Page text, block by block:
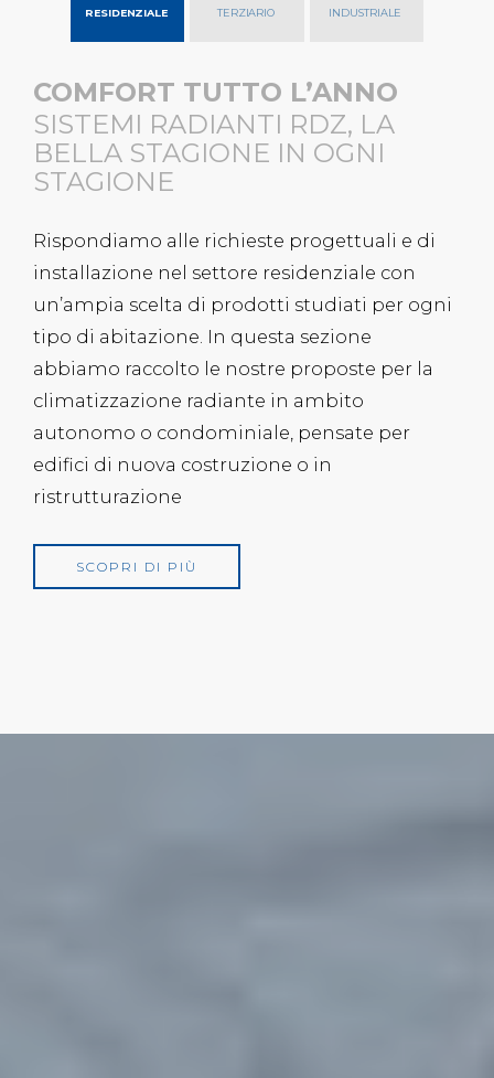
RESIDENZIALE TERZIARIO INDUSTRIALE
COMFORT TUTTO L’ANNO
SISTEMI RADIANTI RDZ, LA
BELLA STAGIONE IN OGNI
STAGIONE
Rispondiamo alle richieste progettuali e di
installazione nel settore residenziale con
un’ampia scelta di prodotti studiati per ogni
tipo di abitazione. In questa sezione
abbiamo raccolto le nostre proposte per la
climatizzazione radiante in ambito
autonomo o condominiale, pensate per
edifici di nuova costruzione o in
ristrutturazione
SCOPRI DI PIÙ